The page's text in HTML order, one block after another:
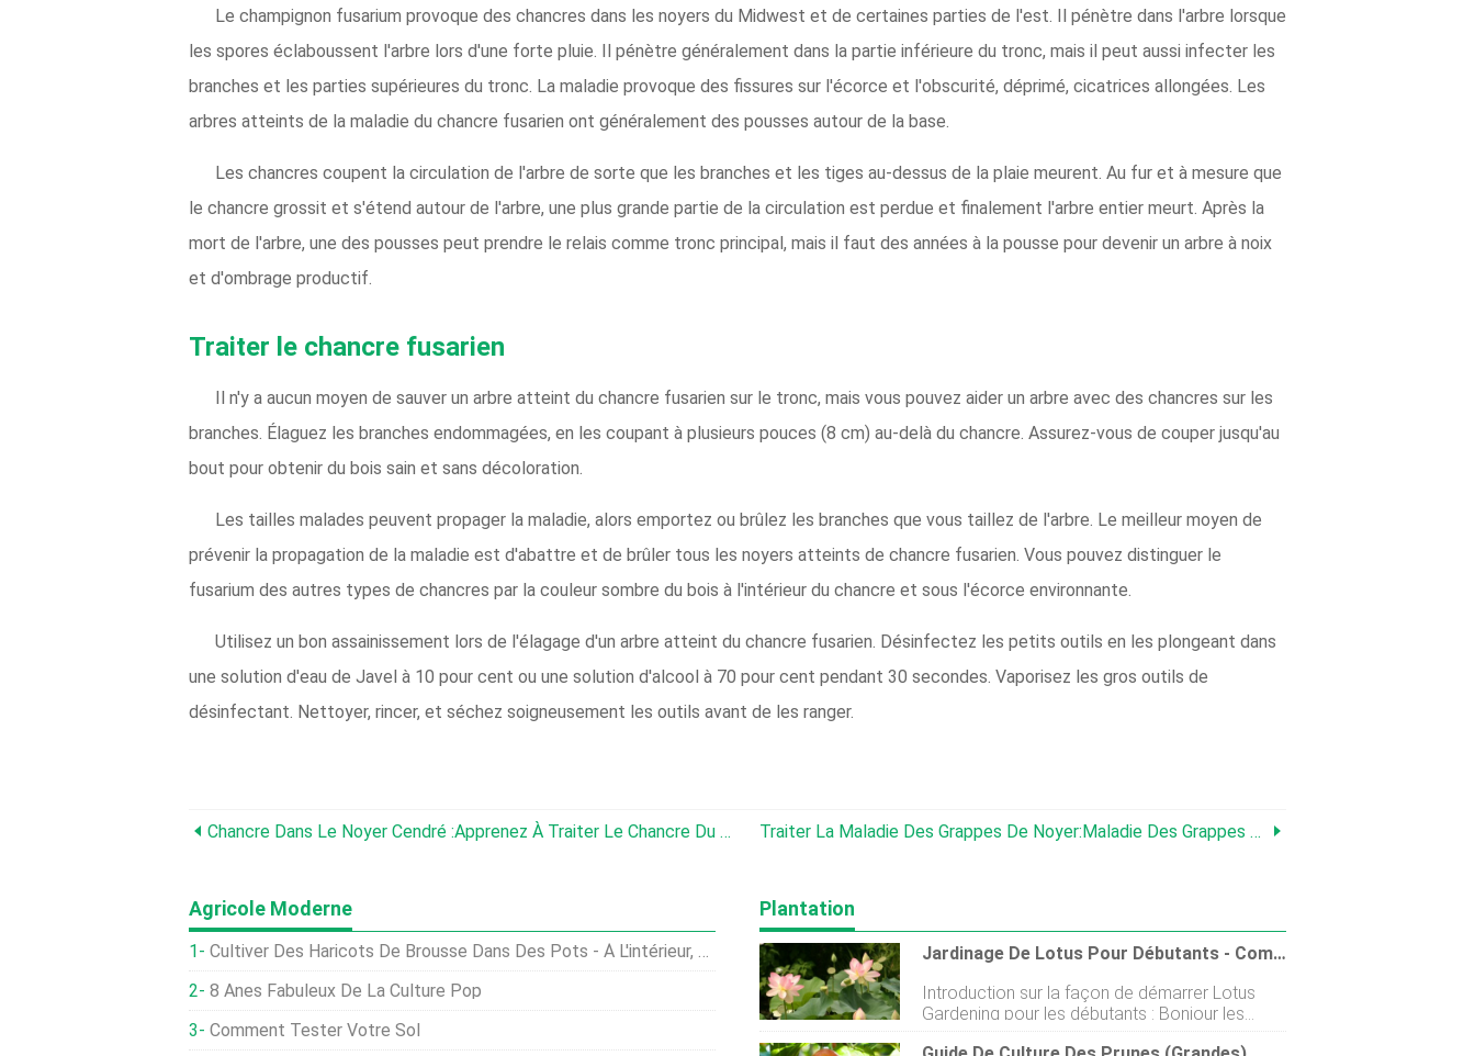
Le champignon fusarium provoque des chancres dans les noyers du Midwest et de certaines parties de l'est. Il pénètre dans l'arbre lorsque
les spores éclaboussent l'arbre lors d'une forte pluie. Il pénètre généralement dans la partie inférieure du tronc, mais il peut aussi infecter les
branches et les parties supérieures du tronc. La maladie provoque des fissures sur l'écorce et l'obscurité, déprimé, cicatrices allongées. Les
arbres atteints de la maladie du chancre fusarien ont généralement des pousses autour de la base.
Les chancres coupent la circulation de l'arbre de sorte que les branches et les tiges au-dessus de la plaie meurent. Au fur et à mesure que
le chancre grossit et s'étend autour de l'arbre, une plus grande partie de la circulation est perdue et finalement l'arbre entier meurt. Après la
mort de l'arbre, une des pousses peut prendre le relais comme tronc principal, mais il faut des années à la pousse pour devenir un arbre à noix
et d'ombrage productif.
Traiter le chancre fusarien
Il n'y a aucun moyen de sauver un arbre atteint du chancre fusarien sur le tronc, mais vous pouvez aider un arbre avec des chancres sur les
branches. Élaguez les branches endommagées, en les coupant à plusieurs pouces (8 cm) au-delà du chancre. Assurez-vous de couper jusqu'au
bout pour obtenir du bois sain et sans décoloration.
Les tailles malades peuvent propager la maladie, alors emportez ou brûlez les branches que vous taillez de l'arbre. Le meilleur moyen de
prévenir la propagation de la maladie est d'abattre et de brûler tous les noyers atteints de chancre fusarien. Vous pouvez distinguer le
fusarium des autres types de chancres par la couleur sombre du bois à l'intérieur du chancre et sous l'écorce environnante.
Utilisez un bon assainissement lors de l'élagage d'un arbre atteint du chancre fusarien. Désinfectez les petits outils en les plongeant dans
une solution d'eau de Javel à 10 pour cent ou une solution d'alcool à 70 pour cent pendant 30 secondes. Vaporisez les gros outils de
désinfectant. Nettoyer, rincer, et séchez soigneusement les outils avant de les ranger.
Chancre Dans Le Noyer Cendré :Apprenez À Traiter Le Chancre Du Noyer Cendré Traiter La Maladie Des Grappes De Noyer:Maladie Des Grappes Chez Les Noyers
Agricole Moderne
Cultiver Des Haricots De Brousse Dans Des Pots - À L'intérieur, Terrasse, Balcon
8 Ânes Fabuleux De La Culture Pop
Comment Tester Votre Sol
Plantation
Jardinage De Lotus Pour Débutants - Comment Commencer, FAQ
Introduction sur la façon de démarrer Lotus
Gardening pour les débutants : Bonjour les
jardiniers, nous sommes ici avec un autre sujet